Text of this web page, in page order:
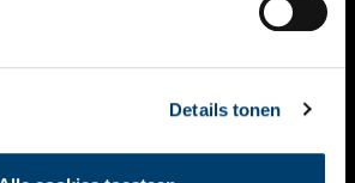
Details tonen